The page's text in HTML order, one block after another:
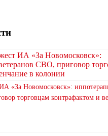
«За Новомосковск»:
торговцам контрафактом и